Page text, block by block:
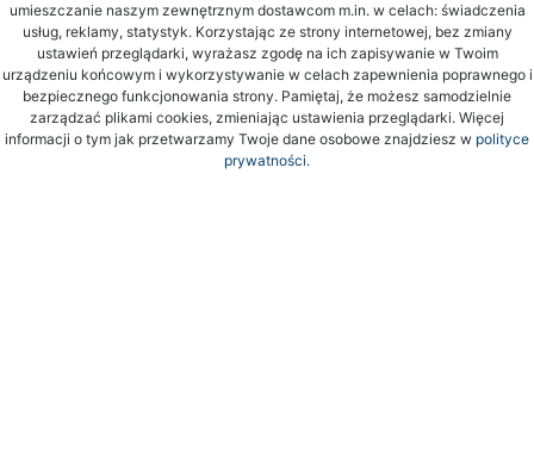
umieszczanie naszym zewnętrznym dostawcom m.in. w celach: świadczenia
usług, reklamy, statystyk. Korzystając ze strony internetowej, bez zmiany
ustawień przeglądarki, wyrażasz zgodę na ich zapisywanie w Twoim
urządzeniu końcowym i wykorzystywanie w celach zapewnienia poprawnego i
bezpiecznego funkcjonowania strony. Pamiętaj, że możesz samodzielnie
zarządzać plikami cookies, zmieniając ustawienia przeglądarki. Więcej
informacji o tym jak przetwarzamy Twoje dane osobowe znajdziesz w polityce
prywatności.